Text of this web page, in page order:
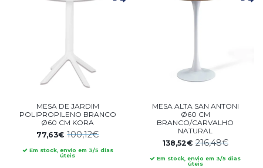
MESA DE JARDIM
POLIPROPILENO BRANCO
Ø60 CM KORA
77,63€100,12€
Em stock, envio em 3/5 dias
úteis
MESA ALTA SAN ANTONI
Ø60 CM
BRANCO/CARVALHO
NATURAL
138,52€216,48€
Em stock, envio em 3/5 dias
úteis